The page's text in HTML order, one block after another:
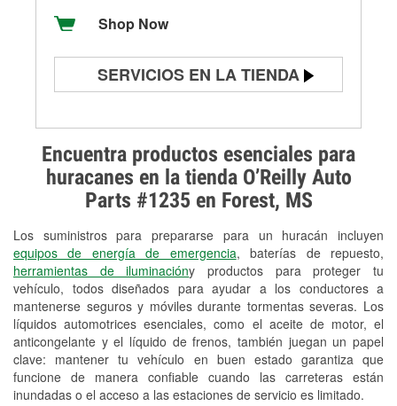
Encuentra productos esenciales para
huracanes en la tienda O’Reilly Auto
Parts #1235 en Forest, MS
Los suministros para prepararse para un huracán incluyen
equipos de energía de emergencia, baterías de repuesto,
herramientas de iluminacióny productos para proteger tu
vehículo, todos diseñados para ayudar a los conductores a
mantenerse seguros y móviles durante tormentas severas. Los
líquidos automotrices esenciales, como el aceite de motor, el
anticongelante y el líquido de frenos, también juegan un papel
clave: mantener tu vehículo en buen estado garantiza que
funcione de manera confiable cuando las carreteras están
inundadas o el acceso a las estaciones de servicio es limitado.
Shop Now
SERVICIOS EN LA TIENDA
Prueba de alternadores y
arrancadores
Revisión de la luz "Check Engine"
Reciclaje de baterías y aceite
Instalación de bombillas de faros
Instalación de limpiaparabrisas
Programa de Préstamo de
Herramientas
Rectificación de tambores y discos de